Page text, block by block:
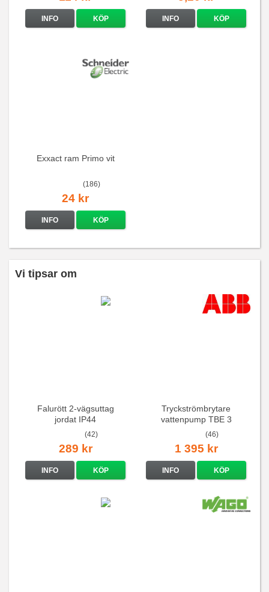
INFO KÖP INFO KÖP
Exxact ram Primo vit
(186)
24 kr
INFO KÖP
Vi tipsar om
Falurött 2-vägsuttag
jordat IP44
(42)
289 kr
INFO KÖP
Tryckströmbrytare
vattenpump TBE 3
(46)
1 395 kr
INFO KÖP